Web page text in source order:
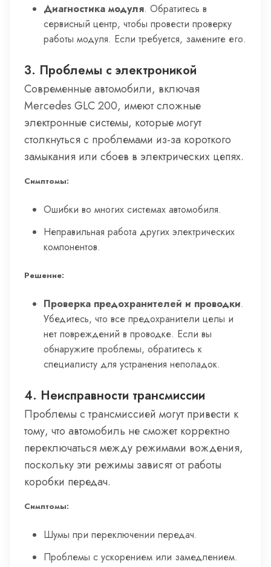
Диагностика модуля. Обратитесь в
сервисный центр, чтобы провести проверку
работы модуля. Если требуется, замените его.
3. Проблемы с электроникой
Современные автомобили, включая
Mercedes GLC 200, имеют сложные
электронные системы, которые могут
столкнуться с проблемами из-за короткого
замыкания или сбоев в электрических цепях.
Симптомы:
Ошибки во многих системах автомобиля.
Неправильная работа других электрических
компонентов.
Решение:
Проверка предохранителей и проводки.
Убедитесь, что все предохранители целы и
нет повреждений в проводке. Если вы
обнаружите проблемы, обратитесь к
специалисту для устранения неполадок.
4. Неисправности трансмиссии
Проблемы с трансмиссией могут привести к
тому, что автомобиль не сможет корректно
переключаться между режимами вождения,
поскольку эти режимы зависят от работы
коробки передач.
Симптомы:
Шумы при переключении передач.
Проблемы с ускорением или замедлением.